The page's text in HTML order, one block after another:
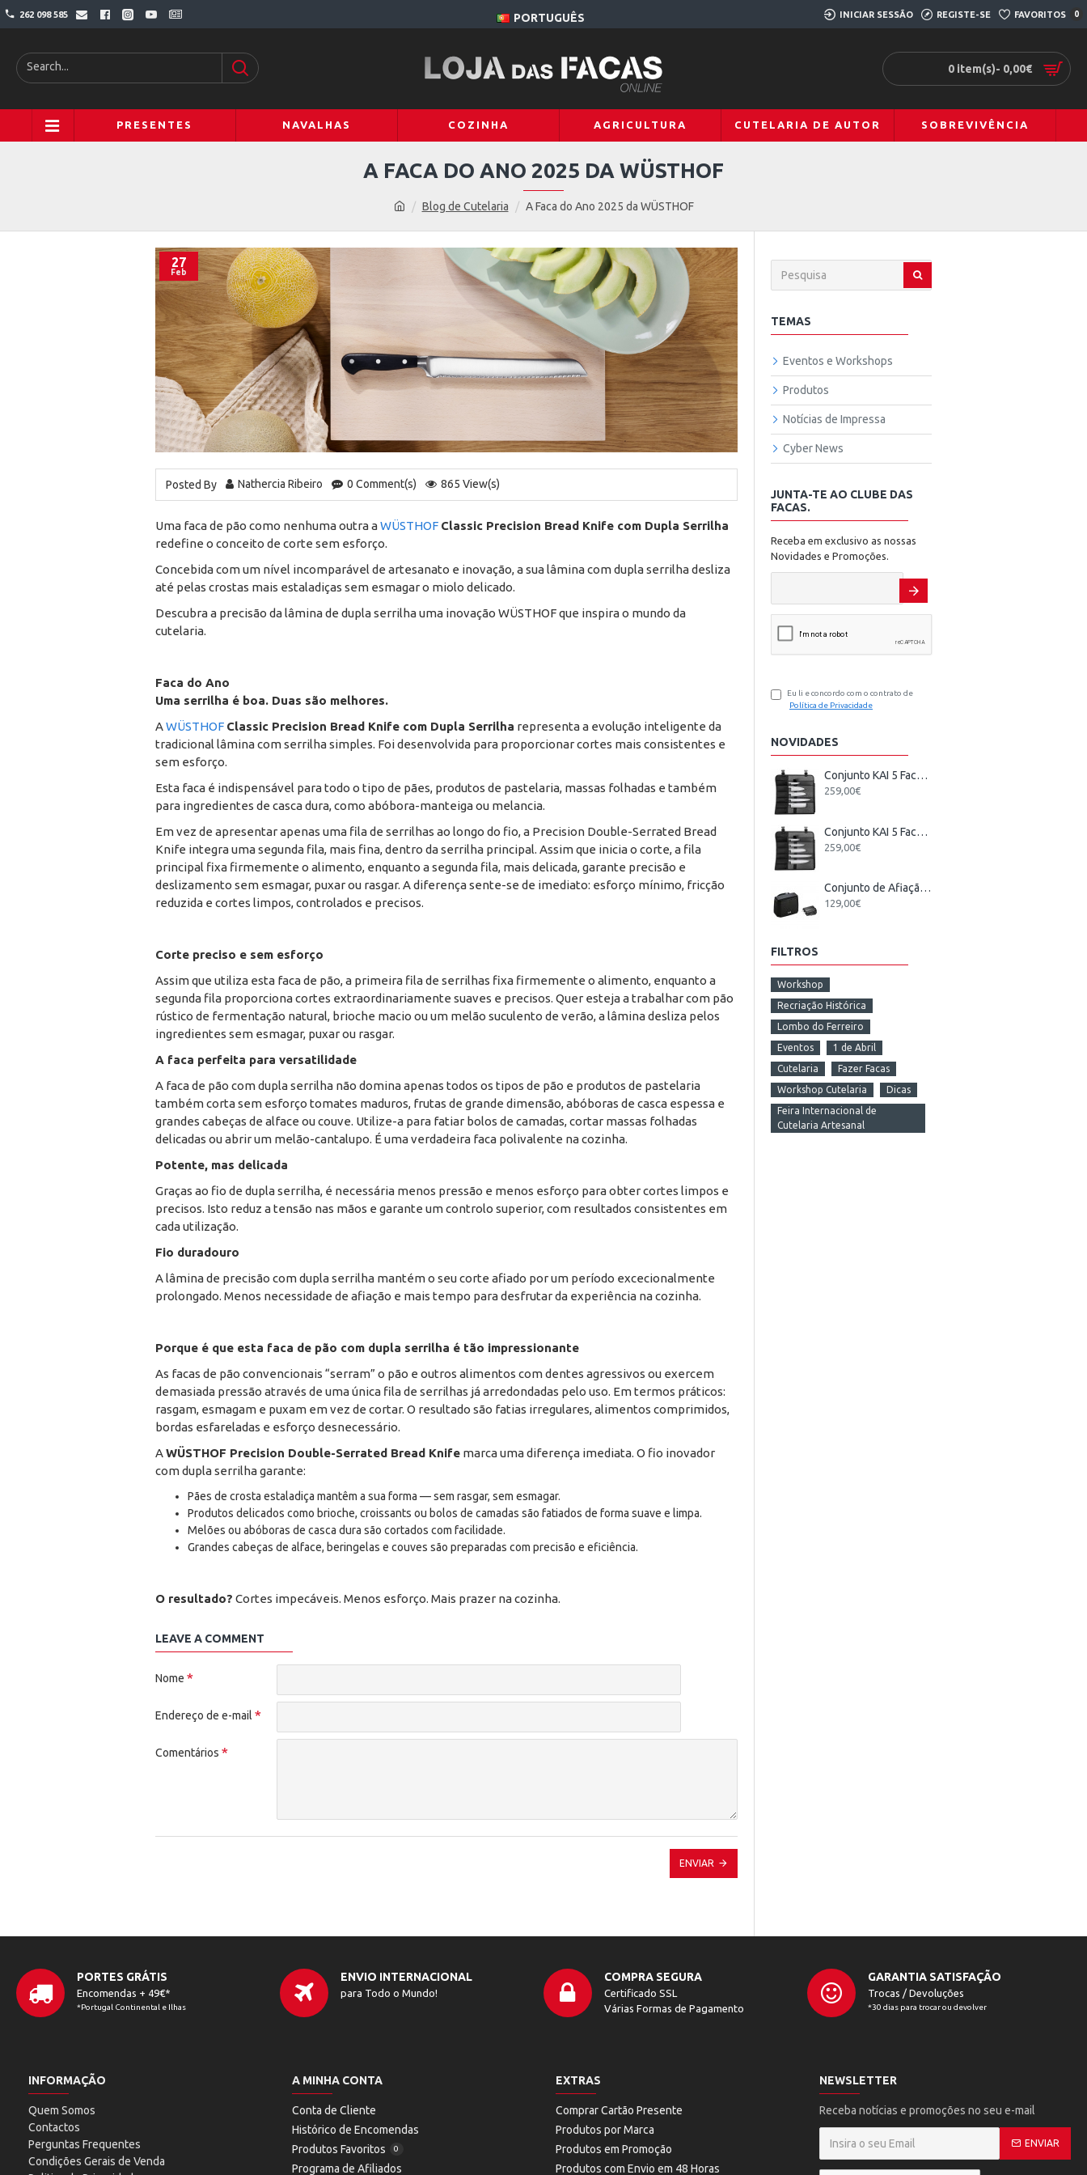
262 098 585 PORTUGUÊS INICIAR SESSÃO REGISTE-SE FAVORITOS 0
0 item(s)- 0,00€
PRESENTES NAVALHAS COZINHA AGRICULTURA CUTELARIA DE AUTOR SOBREVIVÊNCIA
Blog de Cutelaria A Faca do Ano 2025 da WÜSTHOF
A FACA DO ANO 2025 DA WÜSTHOF
27
Feb
Posted By Nathercia Ribeiro 0 Comment(s) 865 View(s)
Uma faca de pão como nenhuma outra aWÜSTHOF Classic Precision Bread Knife com Dupla Serrilha
redefine o conceito de corte sem esforço.
Concebida com um nível incomparável de artesanato e inovação, a sua lâmina com dupla serrilha desliza
até pelas crostas mais estaladiças sem esmagar o miolo delicado.
Descubra a precisão da lâmina de dupla serrilha uma inovação WÜSTHOF que inspira o mundo da
cutelaria.
Faca do Ano
Uma serrilha é boa. Duas são melhores.
AWÜSTHOF Classic Precision Bread Knife com Dupla Serrilha representa a evolução inteligente da
tradicional lâmina com serrilha simples. Foi desenvolvida para proporcionar cortes mais consistentes e
sem esforço.
Esta faca é indispensável para todo o tipo de pães, produtos de pastelaria, massas folhadas e também
para ingredientes de casca dura, como abóbora-manteiga ou melancia.
Em vez de apresentar apenas uma fila de serrilhas ao longo do fio, a Precision Double-Serrated Bread
Knife integra uma segunda fila, mais fina, dentro da serrilha principal. Assim que inicia o corte, a fila
principal fixa firmemente o alimento, enquanto a segunda fila, mais delicada, garante precisão e
deslizamento sem esmagar, puxar ou rasgar. A diferença sente-se de imediato: esforço mínimo, fricção
reduzida e cortes limpos, controlados e precisos.
Corte preciso e sem esforço
Assim que utiliza esta faca de pão, a primeira fila de serrilhas fixa firmemente o alimento, enquanto a
segunda fila proporciona cortes extraordinariamente suaves e precisos. Quer esteja a trabalhar com pão
rústico de fermentação natural, brioche macio ou um melão suculento de verão, a lâmina desliza pelos
ingredientes sem esmagar, puxar ou rasgar.
A faca perfeita para versatilidade
A faca de pão com dupla serrilha não domina apenas todos os tipos de pão e produtos de pastelaria
também corta sem esforço tomates maduros, frutas de grande dimensão, abóboras de casca espessa e
grandes cabeças de alface ou couve. Utilize-a para fatiar bolos de camadas, cortar massas folhadas
delicadas ou abrir um melão-cantalupo. É uma verdadeira faca polivalente na cozinha.
Potente, mas delicada
Graças ao fio de dupla serrilha, é necessária menos pressão e menos esforço para obter cortes limpos e
precisos. Isto reduz a tensão nas mãos e garante um controlo superior, com resultados consistentes em
cada utilização.
Fio duradouro
A lâmina de precisão com dupla serrilha mantém o seu corte afiado por um período excecionalmente
prolongado. Menos necessidade de afiação e mais tempo para desfrutar da experiência na cozinha.
Porque é que esta faca de pão com dupla serrilha é tão impressionante
As facas de pão convencionais “serram” o pão e outros alimentos com dentes agressivos ou exercem
demasiada pressão através de uma única fila de serrilhas já arredondadas pelo uso. Em termos práticos:
rasgam, esmagam e puxam em vez de cortar. O resultado são fatias irregulares, alimentos comprimidos,
bordas esfareladas e esforço desnecessário.
AWÜSTHOF Precision Double-Serrated Bread Knife marca uma diferença imediata. O fio inovador
com dupla serrilha garante:
Pães de crosta estaladiça mantêm a sua forma — sem rasgar, sem esmagar.
Produtos delicados como brioche, croissants ou bolos de camadas são fatiados de forma suave e limpa.
Melões ou abóboras de casca dura são cortados com facilidade.
Grandes cabeças de alface, beringelas e couves são preparadas com precisão e eficiência.
O resultado? Cortes impecáveis. Menos esforço. Mais prazer na cozinha.
LEAVE A COMMENT
Nome
Endereço de e-mail
Comentários
ENVIAR
TEMAS
Eventos e Workshops
Produtos
Notícias de Impressa
Cyber News
JUNTA-TE AO CLUBE DAS
FACAS.
Receba em exclusivo as nossas
Novidades e Promoções.
Eu li e concordo com o contrato de
Política de Privacidade
NOVIDADES
Conjunto KAI 5 Facas Japonesas + Estojo
259,00€
Conjunto KAI 5 Facas Wasabi Black Europeu + Estojo
259,00€
Conjunto de Afiação Elétrico KAI
129,00€
FILTROS
Workshop
Recriação Histórica
Lombo do Ferreiro
Eventos
1 de Abril
Cutelaria
Fazer Facas
Workshop Cutelaria
Dicas
Feira Internacional de
Cutelaria Artesanal
PORTES GRÁTIS
Encomendas + 49€*
*Portugal Continental e Ilhas
ENVIO INTERNACIONAL
para Todo o Mundo!
COMPRA SEGURA
Certificado SSL
Várias Formas de Pagamento
GARANTIA SATISFAÇÃO
Trocas / Devoluções
*30 dias para trocar ou devolver
INFORMAÇÃO
Quem Somos
Contactos
Perguntas Frequentes
Condições Gerais de Venda
A MINHA CONTA
Conta de Cliente
Histórico de Encomendas
Produtos Favoritos
0
Programa de Afiliados
EXTRAS
Comprar Cartão Presente
Produtos por Marca
Produtos em Promoção
Produtos com Envio em 48 Horas
NEWSLETTER
Receba notícias e promoções no seu e-mail
ENVIAR